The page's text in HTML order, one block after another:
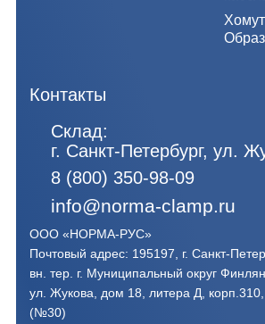
Контакты
Склад:
г. Санкт-Петербург, ул.
8 (800) 350-98-09
info@norma-clamp.ru
ООО «НОРМА-РУС»
Почтовый адрес: 195197, г. Санкт-
вн. тер. г. Муниципальный округ
ул. Жукова, дом 18, литера Д,
(№30)